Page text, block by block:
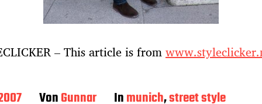
– This article is from
VonGunnar Inmunich,street style